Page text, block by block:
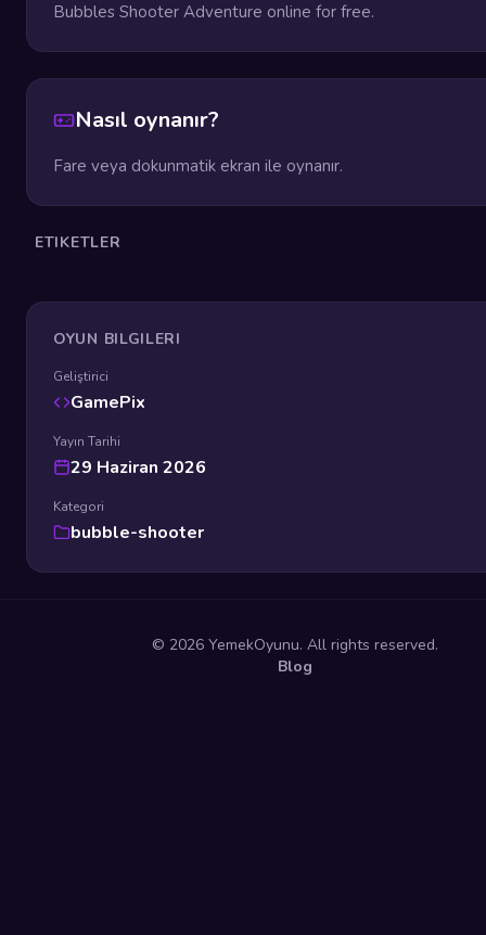
Bubbles Shooter Adventure online for free.
Nasıl oynanır?
Fare veya dokunmatik ekran ile oynanır.
ETIKETLER
OYUN BILGILERI
Geliştirici
GamePix
Yayın Tarihi
29 Haziran 2026
Kategori
bubble-shooter
© 2026 YemekOyunu. All rights reserved.
Blog